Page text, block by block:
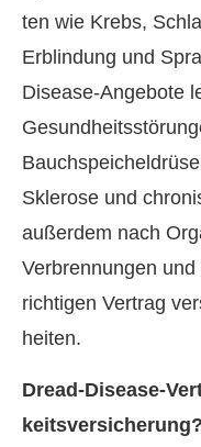
ten wie Krebs,
Erblindung und
Disease-Angebote
Sklerose und
außerdem nach
Verbrennungen
richtigen Vertrag
hei­ten.
Dread-Disease-
keitsversicherung?